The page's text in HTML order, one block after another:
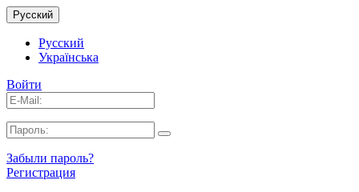
Русский
Русский
Українська
Войти
Забыли пароль?
Регистрация